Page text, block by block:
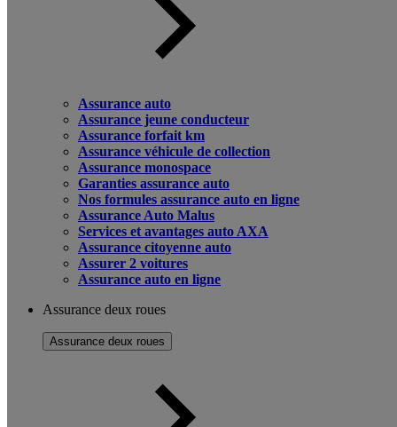
Assurance auto
Assurance jeune conducteur
Assurance forfait km
Assurance véhicule de collection
Assurance monospace
Garanties assurance auto
Nos formules assurance auto en ligne
Assurance Auto Malus
Services et avantages auto AXA
Assurance citoyenne auto
Assurer 2 voitures
Assurance auto en ligne
Assurance deux roues
Assurance deux roues